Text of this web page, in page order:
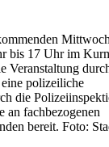
bis 17 Uhr im
Veranstaltung
polizeiliche
die
an fachbezogenen
bereit. Foto: